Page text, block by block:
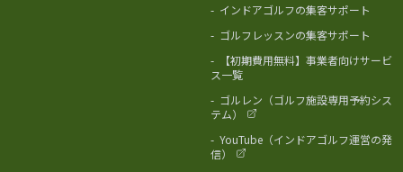
- インドアゴルフの集客サポート
- ゴルフレッスンの集客サポート
-
【初期費用無料】事業者向けサービ
ス一覧
- ゴルレン（ゴルフ施設専用予約シス
テム）
- YouTube（インドアゴルフ運営の発
信）